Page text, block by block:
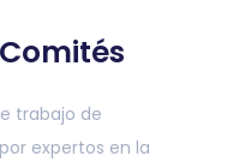
trabajo de
expertos en la